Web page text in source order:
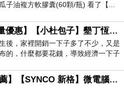
子油複方軟膠囊(60顆/瓶) 看了【...
【折價限量優惠】【小杜包子】墾丁恆春 手作包子-入門首選系列 介紹網友一致推薦
後，家裡開銷一下子多了不少，又是
的，什麼都要花錢，導致經濟一下子
...
【熱賣商品推薦】【SYNCO 新格】微電腦不鏽鋼LED全自動開飲機 SWD-8075S 熱銷戰利品